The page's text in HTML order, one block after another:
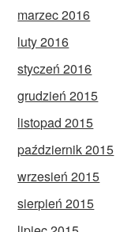
marzec 2016
luty 2016
styczeń 2016
grudzień 2015
listopad 2015
październik 2015
wrzesień 2015
sierpień 2015